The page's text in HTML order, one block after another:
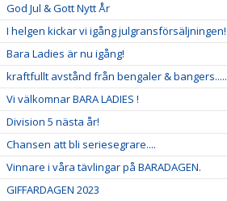
God Jul & Gott Nytt År
I helgen kickar vi igång julgransförsäljningen!
Bara Ladies är nu igång!
kraftfullt avstånd från bengaler & bangers.....
Vi välkomnar BARA LADIES !
Division 5 nästa år!
Chansen att bli seriesegrare....
Vinnare i våra tävlingar på BARADAGEN.
GIFFARDAGEN 2023